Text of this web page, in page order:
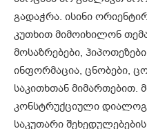
გადაჭრა. ისინი
კუთხით მიმოიხილონ
მოსაზრებები,
ინფორმაცია, ცნობები,
საკითხთან მიმართებით.
კონსტრუქციული
საკუთარი